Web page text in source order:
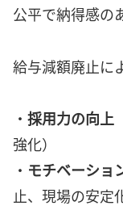
公平で納得感の
給与減額廃止に
・ 採用力の向上
強化）
・ モチベーショ
止、現場の安定